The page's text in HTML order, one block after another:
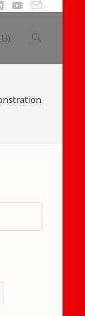
Website-
Escape